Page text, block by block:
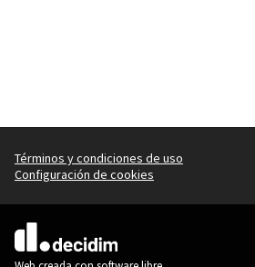
Términos y condiciones de uso
Configuración de cookies
(Enlace externo)